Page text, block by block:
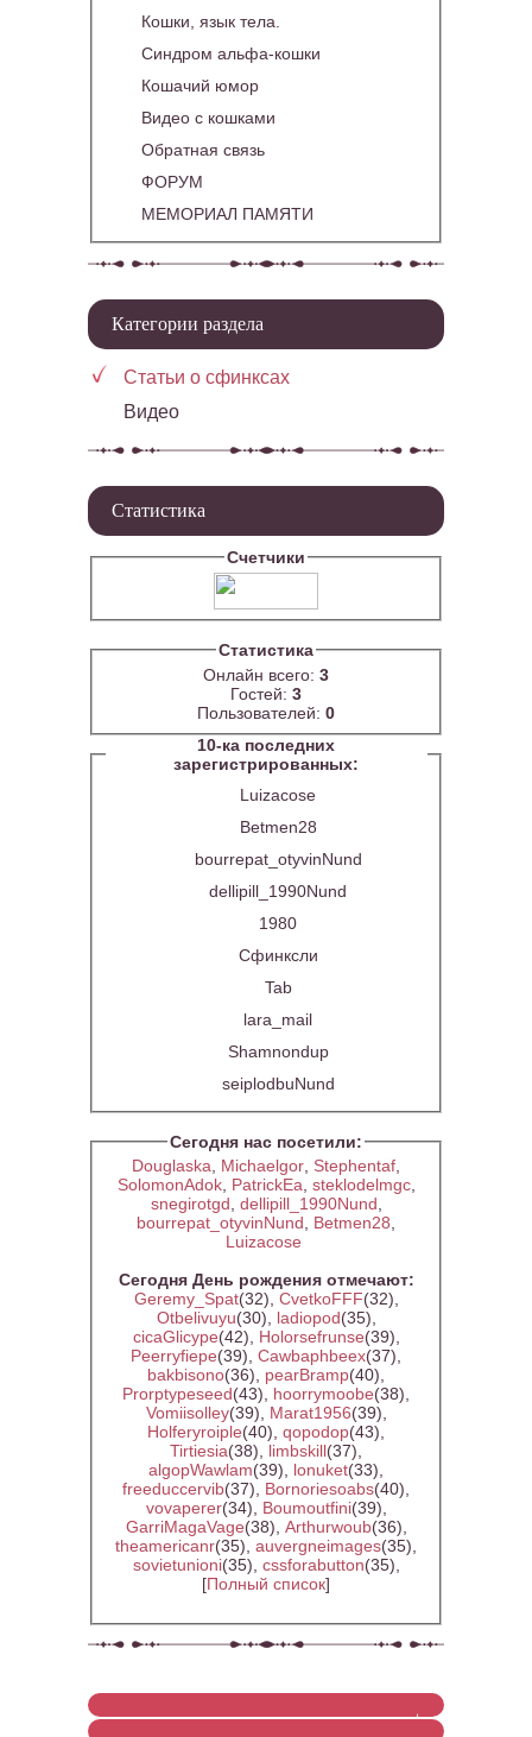
Кошки, язык тела.
Синдром альфа-кошки
Кошачий юмор
Видео с кошками
Обратная связь
ФОРУМ
МЕМОРИАЛ ПАМЯТИ
Категории раздела
Статьи о сфинксах
Видео
Статистика
Счетчики
Статистика
Онлайн всего: 3
Гостей: 3
Пользователей: 0
10-ка последних
зарегистрированных:
Luizacose
Betmen28
bourrepat_otyvinNund
dellipill_1990Nund
1980
Сфинксли
Tab
lara_mail
Shamnondup
seiplodbuNund
Сегодня нас посетили:
Douglaska, Michaelgor, Stephentaf,
SolomonAdok, PatrickEa, steklodelmgc,
snegirotgd, dellipill_1990Nund,
bourrepat_otyvinNund, Betmen28,
Luizacose
Сегодня День рождения отмечают:
Geremy_Spat(32), CvetkoFFF(32),
Otbelivuyu(30), ladiopod(35),
cicaGlicype(42), Holorsefrunse(39),
Peerryfiepe(39), Cawbaphbeex(37),
bakbisono(36), pearBramp(40),
Prorptypeseed(43), hoorrymoobe(38),
Vomiisolley(39), Marat1956(39),
Holferyroiple(40), qopodop(43),
Tirtiesia(38), limbskill(37),
algopWawlam(39), lonuket(33),
freeduccervib(37), Bornoriesoabs(40),
vovaperer(34), Boumoutfini(39),
GarriMagaVage(38), Arthurwoub(36),
theamericanr(35), auvergneimages(35),
sovietunioni(35), cssforabutton(35),
[Полный список]
+